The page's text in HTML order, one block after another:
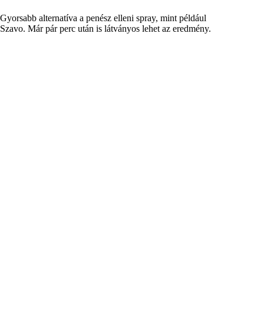
Gyorsabb alternatíva a penész elleni spray, mint például
Szavo. Már pár perc után is látványos lehet az eredmény.